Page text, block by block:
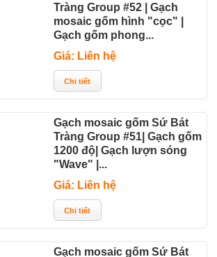
Tràng Group #52 | Gạch
mosaic gốm hình "cọc" |
Gạch gốm phong...
Giá: Liên hệ
Gạch mosaic gốm Sứ Bát
Tràng Group #51| Gạch gốm
1200 độ| Gạch lượn sóng
"Wave" |...
Giá: Liên hệ
Gạch mosaic gốm Sứ Bát